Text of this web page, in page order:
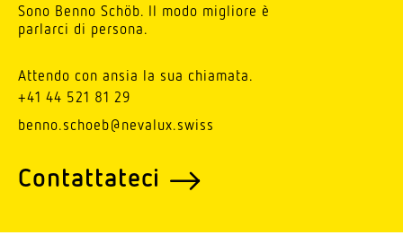
Sono Benno Schöb. Il modo migliore è
parlarci di persona.
Attendo con ansia la sua chiamata.
+41 44 521 81 29
benno.schoeb@nevalux.swiss
Contat­tateci